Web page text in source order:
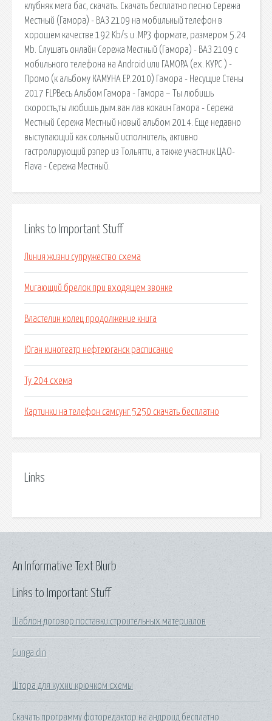
клубняк мега бас, скачать. Скачать бесплатно песню Сережа
Местный (Гамора) - ВАЗ 2109 на мобильный телефон в
хорошем качестве 192 Kb/s и .MP3 формате, размером 5.24
Mb. Слушать онлайн Сережа Местный (Гамора) - ВАЗ 2109 с
мобильного телефона на Android или ГАМОРА (ex. КУРС ) -
Промо (к альбому КАМУНА ЕР.2010) Гамора - Несущие Стены
2017 FLPВесь Альбом Гамора - Гамора – Ты любишь
скорость,ты любишь дым.ван лав кокаин Гамора - Сережа
Местный Сережа Местный новый альбом 2014. Еще недавно
выступающий как сольный исполнитель, активно
гастролирующий рэпер из Тольятти, а также участник ЦАО-
Flava - Сережа Местный.
Links to Important Stuff
Линия жизни супружество схема
Мигающий брелок при входящем звонке
Властелин колец продолжение книга
Юган кинотеатр нефтеюганск расписание
Ту 204 схема
Картинки на телефон самсунг 5250 скачать бесплатно
Links
Links to Important Stuff
Шаблон договор поставки строительных материалов
Gunga din
Штора для кухни крючком схемы
Скачать программу фоторедактор на андроид бесплатно
An Informative Text Blurb